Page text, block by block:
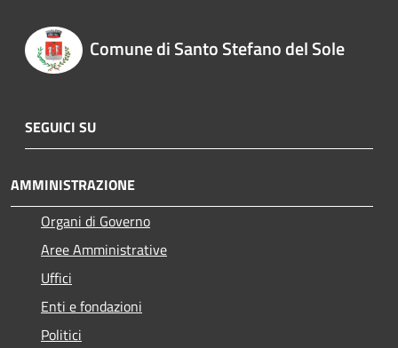
Comune di Santo Stefano del Sole
SEGUICI SU
AMMINISTRAZIONE
Organi di Governo
Aree Amministrative
Uffici
Enti e fondazioni
Politici